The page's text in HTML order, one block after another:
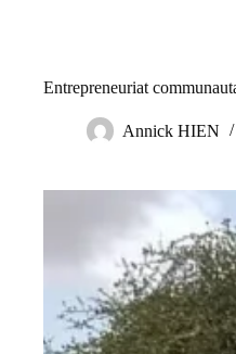
Entrepreneuriat
Annick HIEN